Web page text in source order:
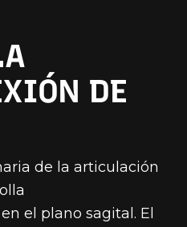
DE
de la articulación
el plano sagital. El